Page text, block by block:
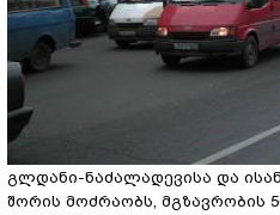
გლდანი-ნაძალადევისა და
შორის მოძრაობს, მგზავრობის